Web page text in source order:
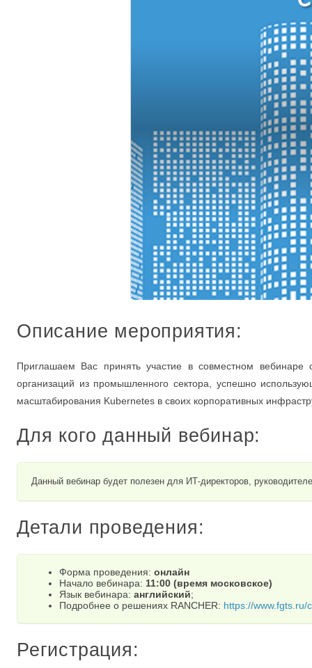
Описание мероприятия:
Приглашаем Вас принять участие в совместном
организаций из промышленного сектора, успешно
масштабирования Kubernetes в своих корпоративных
Для кого данный вебинар:
Данный вебинар будет полезен для ИТ-директоров,
Детали проведения:
Форма проведения: онлайн
Начало вебинара: 11:00 (время московское)
Язык вебинара: английский;
Подробнее о решениях RANCHER: https://www.fgts.ru/
Регистрация: